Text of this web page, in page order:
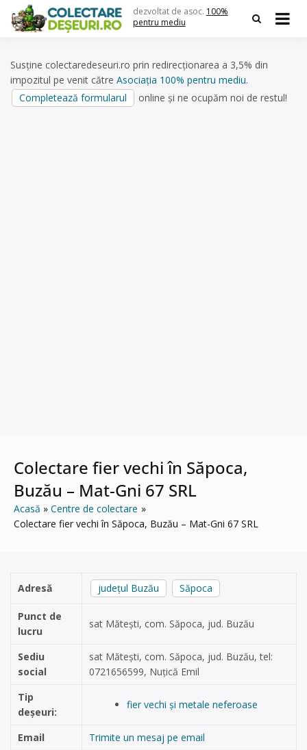
content
dezvoltat de asoc. 100%
pentru mediu
Susține colectaredeseuri.ro prin redirecționarea a 3,5% din
impozitul pe venit către Asociația 100% pentru mediu.
Completează formularul
online și ne ocupăm noi de restul!
Colectare fier vechi în Săpoca,
Buzău – Mat-Gni 67 SRL
Acasă
Centre de colectare
Colectare fier vechi în Săpoca, Buzău – Mat-Gni 67 SRL
Adresă județul Buzău Săpoca
Punct de
lucru
sat Mătești, com. Săpoca, jud. Buzău
Sediu
social
sat Mătești, com. Săpoca, jud. Buzău, tel:
0721656599, Nuțică Emil
Tip
deșeuri:
fier vechi și metale neferoase
Email
Trimite un mesaj pe email